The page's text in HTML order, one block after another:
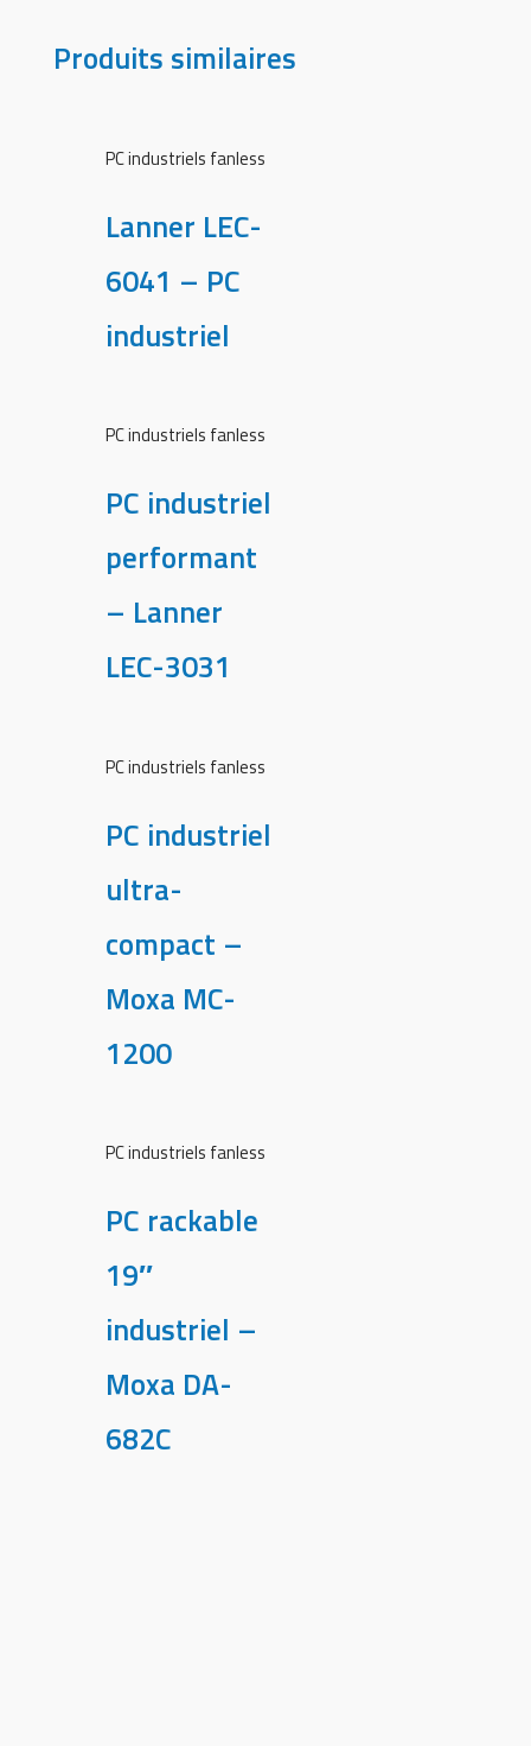
Produits similaires
PC industriels fanless
Lanner LEC-
6041 – PC
industriel
PC industriels fanless
PC industriel
performant
– Lanner
LEC-3031
PC industriels fanless
PC industriel
ultra-
compact –
Moxa MC-
1200
PC industriels fanless
PC rackable
19″
industriel –
Moxa DA-
682C